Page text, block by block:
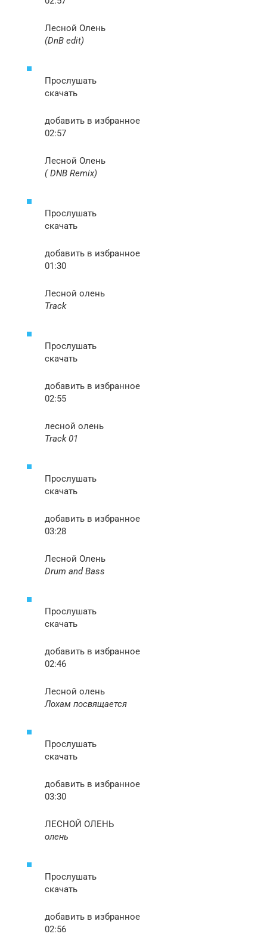
Лесной Олень
(DnB edit)
Прослушать
скачать
добавить в избранное
02:57
Лесной Олень
( DNB Remix)
Прослушать
скачать
добавить в избранное
01:30
Лесной олень
Track
Прослушать
скачать
добавить в избранное
02:55
лесной олень
Track 01
Прослушать
скачать
добавить в избранное
03:28
Лесной Олень
Drum and Bass
Прослушать
скачать
добавить в избранное
02:46
Лесной олень
Лохам посвящается
Прослушать
скачать
добавить в избранное
03:30
ЛЕСНОЙ ОЛЕНЬ
олень
Прослушать
скачать
добавить в избранное
02:56